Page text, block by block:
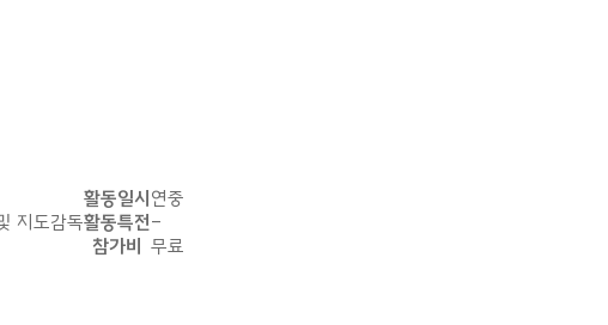
활동일시 연중
지도감독활동특전-
참가비
무료